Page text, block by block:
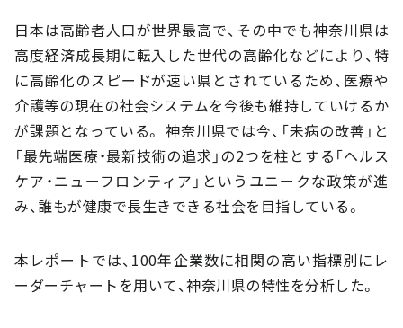
日本は高齢者人口が世界最高で、その中でも神奈川県は
高度経済成長期に転入した世代の高齢化などにより、特
に高齢化のスピードが速い県とされているため、医療や
介護等の現在の社会システムを今後も維持していけるか
が課題となっている。 神奈川県では今、「未病の改善」と
「最先端医療・最新技術の追求」の2つを柱とする「ヘルス
ケア・ニューフロンティア」というユニークな政策が進
み、誰もが健康で長生きできる社会を目指している。
本レポートでは、100年企業数に相関の高い指標別にレ
ーダーチャートを用いて、神奈川県の特性を分析した。